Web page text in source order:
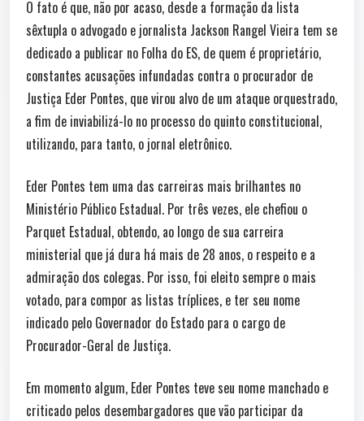
O fato é que, não por acaso, desde a formação da lista
sêxtupla o advogado e jornalista Jackson Rangel Vieira tem se
dedicado a publicar no Folha do ES, de quem é proprietário,
constantes acusações infundadas contra o procurador de
Justiça Eder Pontes, que virou alvo de um ataque orquestrado,
a fim de inviabilizá-lo no processo do quinto constitucional,
utilizando, para tanto, o jornal eletrônico.
Eder Pontes tem uma das carreiras mais brilhantes no
Ministério Público Estadual. Por três vezes, ele chefiou o
Parquet Estadual, obtendo, ao longo de sua carreira
ministerial que já dura há mais de 28 anos, o respeito e a
admiração dos colegas. Por isso, foi eleito sempre o mais
votado, para compor as listas tríplices, e ter seu nome
indicado pelo Governador do Estado para o cargo de
Procurador-Geral de Justiça.
Em momento algum, Eder Pontes teve seu nome manchado e
criticado pelos desembargadores que vão participar da